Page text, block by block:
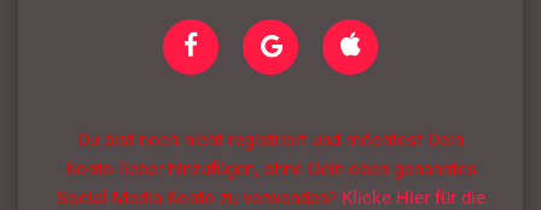
Du bist noch nicht registriert und möchtest Dein
Konto lieber hinzufügen, ohne Dein oben genanntes
Social-Media-Konto zu verwenden? Klicke Hier für die